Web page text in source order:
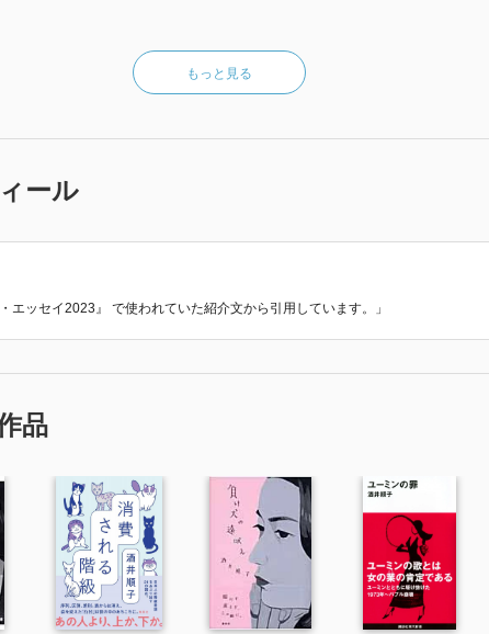
もっと見る
ール
エッセイ2023』 で使われていた紹介文から引用しています。」
品